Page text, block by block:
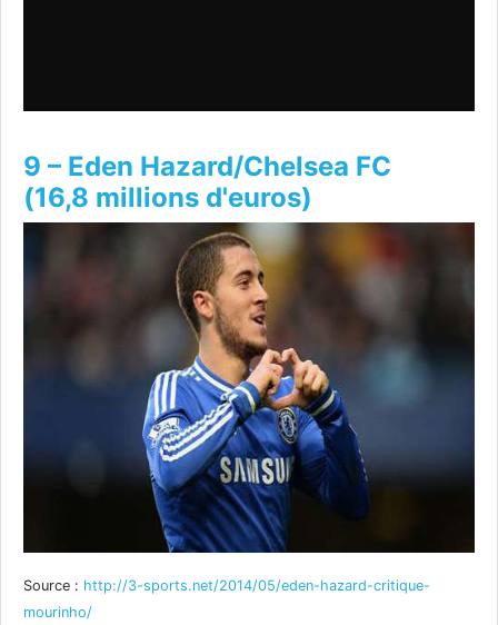
9 – Eden Hazard/Chelsea FC
(16,8 millions d'euros)
Source : http://3-sports.net/2014/05/eden-hazard-critique-
mourinho/